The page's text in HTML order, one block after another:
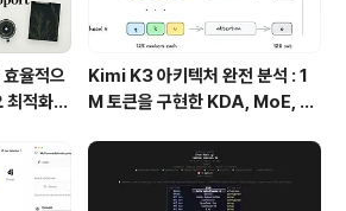
율적으
최적화
Kimi K3 아키텍처 완전 분석 : 1
M 토큰을 구현한 KDA, MoE, Fl
핵심 기술